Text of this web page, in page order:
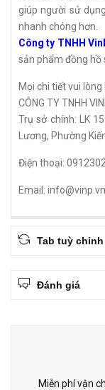
giúp người sử
nhanh chóng hơn.
Công ty TNHH
sản phẩm đồng hồ
Mọi chi tiết vui lòng
CÔNG TY TNHH
Trụ sở chính: LK
Lương, Phường
Điện thoại:
Email: info@vinp.vn
Tab tuỳ chỉnh
Đánh giá
Miễn phí vận